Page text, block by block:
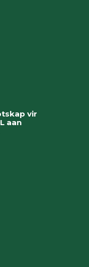
vir
aan